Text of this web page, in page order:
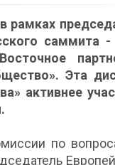
рамках
саммита
Эта
активнее
по